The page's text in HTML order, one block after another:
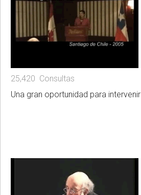
25,420 Consultas
Una gran oportunidad para intervenir